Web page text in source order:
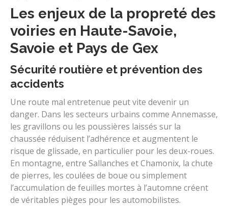
Les enjeux de la propreté des
voiries en Haute-Savoie,
Savoie et Pays de Gex
Sécurité routière et prévention des
accidents
Une route mal entretenue peut vite devenir un
danger. Dans les secteurs urbains comme Annemasse,
les gravillons ou les poussières laissés sur la
chaussée réduisent l’adhérence et augmentent le
risque de glissade, en particulier pour les deux-roues.
En montagne, entre Sallanches et Chamonix, la chute
de pierres, les coulées de boue ou simplement
l’accumulation de feuilles mortes à l’automne créent
de véritables pièges pour les automobilistes.